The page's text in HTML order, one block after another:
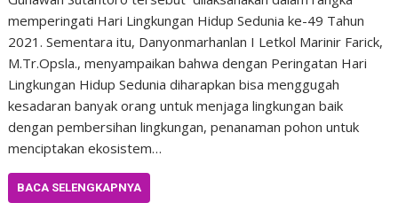
memperingati Hari Lingkungan Hidup Sedunia ke-49 Tahun
2021. Sementara itu, Danyonmarhanlan I Letkol Marinir Farick,
M.Tr.Opsla., menyampaikan bahwa dengan Peringatan Hari
Lingkungan Hidup Sedunia diharapkan bisa menggugah
kesadaran banyak orang untuk menjaga lingkungan baik
dengan pembersihan lingkungan, penanaman pohon untuk
menciptakan ekosistem…
BACA SELENGKAPNYA